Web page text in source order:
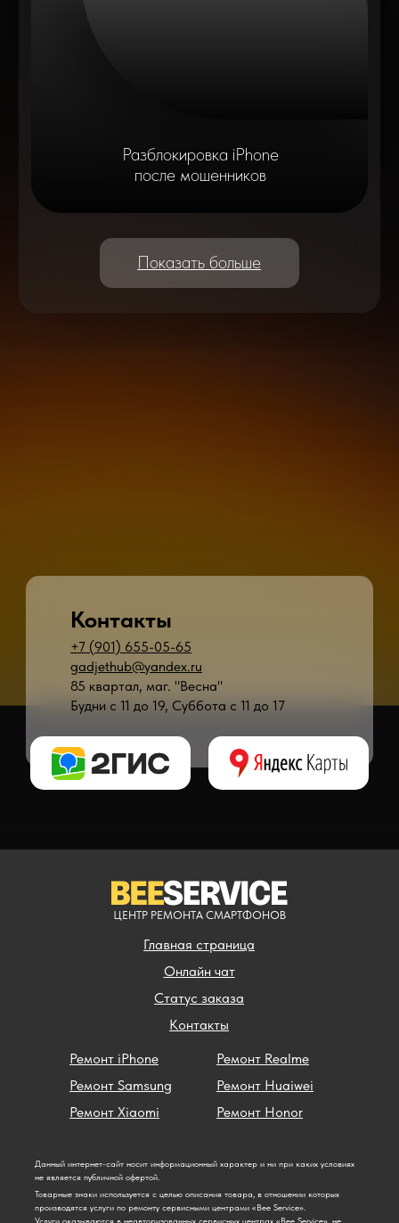
+7 (901) 655-05-65
gadjethub@yandex.ru
85 квартал, маг. "Весна"
Будни с 11 до 19, Суббота с 11 до 17
Контакты
Главная страница
Контакты
Статус заказа
Ремонт iPhone
Ремонт Samsung
Ремонт Xiaomi
Ремонт Realme
Ремонт Huaiwei
Ремонт Honor
* - время ремонта может меняться в зависимости от модели устройства и
Товарные знаки используется с целью описания товара, в отношении которых
производятся услуги по ремонту сервисными центрами «Bee Service».
Услуги оказываются в неавторизованных сервисных центрах «Bee Service», не
Данный интернет-сайт носит информационный характер и ни при каких условиях
не является публичной офертой.
Онлайн чат
ЦЕНТР РЕМОНТА СМАРТФОНОВ